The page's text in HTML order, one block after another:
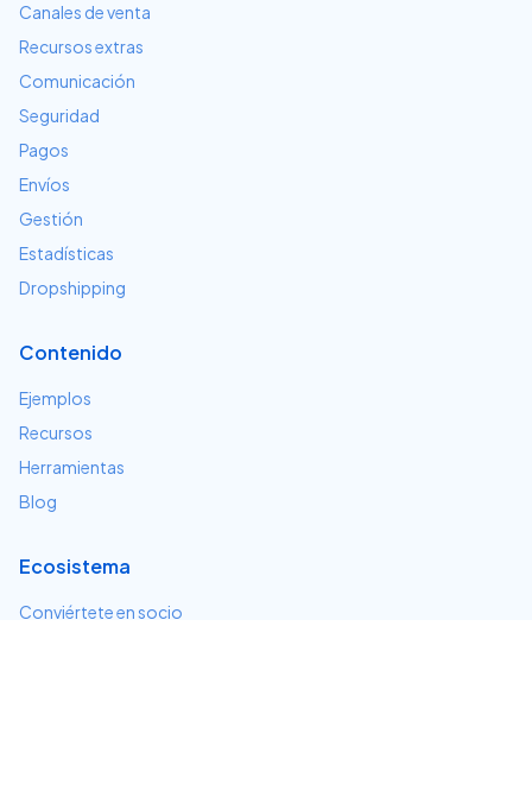
Canales de venta
Recursos extras
Comunicación
Seguridad
Pagos
Envíos
Gestión
Estadísticas
Dropshipping
Contenido
Ejemplos
Recursos
Herramientas
Blog
Ecosistema
Conviértete en socio